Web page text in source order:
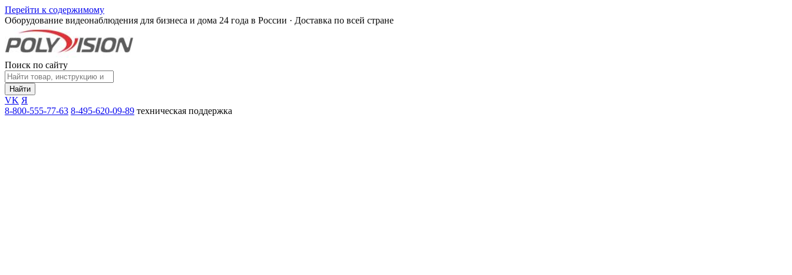
Перейти к содержимому
Оборудование видеонаблюдения для бизнеса и дома 24 года в России · Доставка по всей стране
Поиск по сайту
Найти
VK Я
8-800-555-77-63 8-495-620-09-89 техническая поддержка